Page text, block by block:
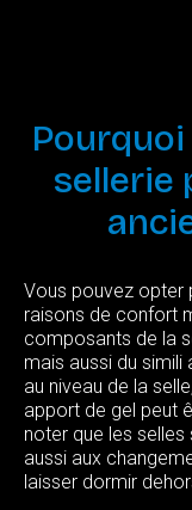
Pourquoi
sellerie
Vous pouvez opter
raisons de confort
composants de la
mais aussi du simili
au niveau de la
apport de gel peut
noter que les
aussi aux
laisser dormir